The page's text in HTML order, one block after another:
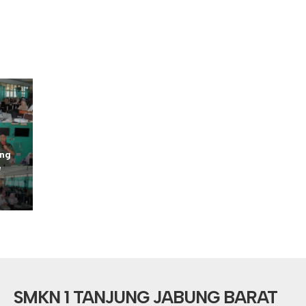
SMKN 1 TANJUNG JABUNG BARAT